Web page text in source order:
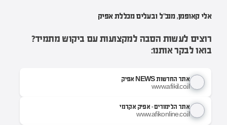
אלי קאופמן, מנכ"ל ובעלים מכללת אפיק
רוצים לעשות הסבה למקצועות עם ביקוש מתמיד?
בואו לבקר אותנו:
אתר החדשות NEWS אפיק
www.afikil.co.il
אתר הלימודים - אפיק אקדמי
www.afikonline.co.il